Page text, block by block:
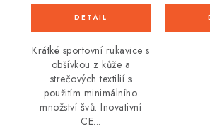
Krátké sportovní rukavice s
obšívkou z kůže a
strečových textilií s
použitím minimálního
množství švů. Inovativní
CE...